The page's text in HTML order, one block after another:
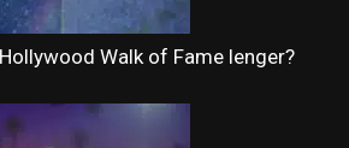
Walk of Fame lenger?